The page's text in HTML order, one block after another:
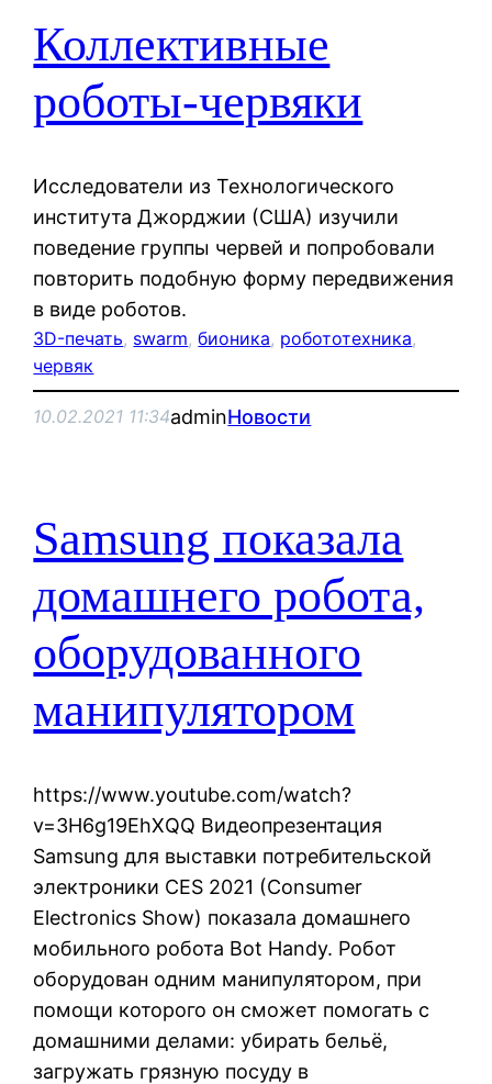
Коллективные
роботы-червяки
Исследователи из Технологического
института Джорджии (США) изучили
поведение группы червей и попробовали
повторить подобную форму передвижения
в виде роботов.
3D-печать, swarm, бионика, робототехника
червяк
10.02.2021 11:34adminНовости
Samsung показала
домашнего робота,
оборудованного
манипулятором
https://www.youtube.com/watch?
v=3H6g19EhXQQ Видеопрезентация
Samsung для выставки потребительской
электроники СES 2021 (Consumer
Electronics Show) показала домашнего
мобильного робота Bot Handy. Робот
оборудован одним манипулятором, при
помощи которого он сможет помогать с
домашними делами: убирать бельё,
загружать грязную посуду в